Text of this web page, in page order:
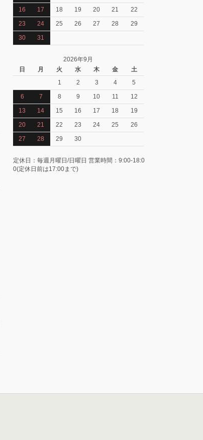
16
17 18 19 20 21
22
23
24 25 26 27 28
29
30
31
2026年9月
日
月 火 水 木 金
土
1
2 3 4
5
6
7 8 9 10 11
12
13
14 15 16 17 18
19
20
21 22 23 24 25
26
27
28 29 30
定休日：毎週月曜日/日曜日 営業時間：9:00-18:0
0(定休日前は17:00まで)